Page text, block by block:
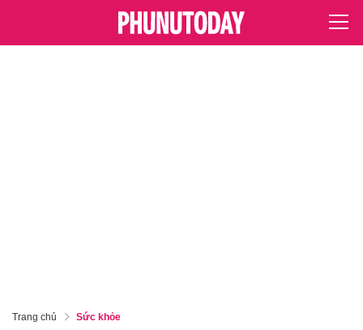
Trang chủ Sức khỏe